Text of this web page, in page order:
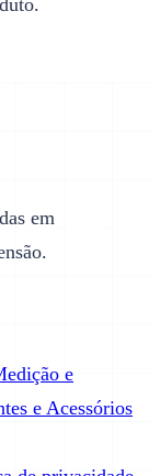
em
e
e Acessórios